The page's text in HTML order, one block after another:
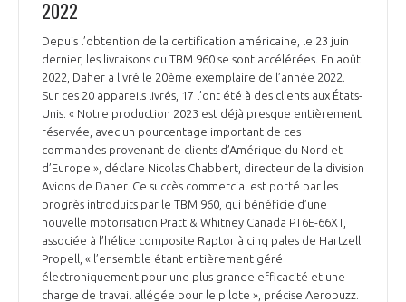
2022
Depuis l’obtention de la certification américaine, le 23 juin
dernier, les livraisons du TBM 960 se sont accélérées. En août
2022, Daher a livré le 20ème exemplaire de l’année 2022.
Sur ces 20 appareils livrés, 17 l’ont été à des clients aux États-
Unis. « Notre production 2023 est déjà presque entièrement
réservée, avec un pourcentage important de ces
commandes provenant de clients d’Amérique du Nord et
d’Europe », déclare Nicolas Chabbert, directeur de la division
Avions de Daher. Ce succès commercial est porté par les
progrès introduits par le TBM 960, qui bénéficie d’une
nouvelle motorisation Pratt & Whitney Canada PT6E-66XT,
associée à l’hélice composite Raptor à cinq pales de Hartzell
Propell, « l’ensemble étant entièrement géré
électroniquement pour une plus grande efficacité et une
charge de travail allégée pour le pilote », précise Aerobuzz.